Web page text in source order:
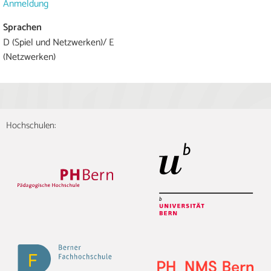
Anmeldung
Sprachen
D (Spiel und Netzwerken)/ E
(Netzwerken)
Hochschulen: